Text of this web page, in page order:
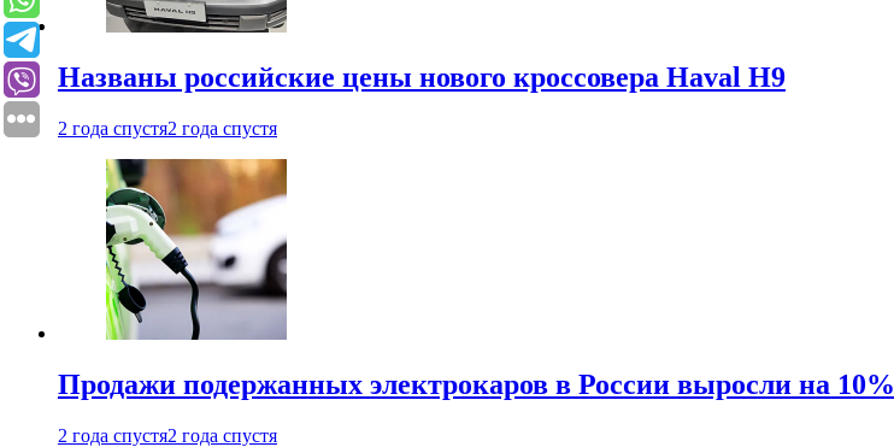
Названы российские цены нового кроссовера Haval H9
2 года спустя2 года спустя
Продажи подержанных электрокаров в России выросли на 10%
2 года спустя2 года спустя